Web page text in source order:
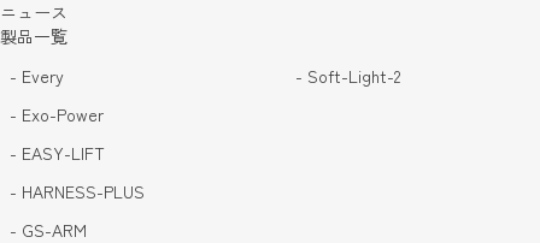
ニュース
製品一覧
- Every
- Exo-Power
- EASY-LIFT
- HARNESS-PLUS
- GS-ARM
- Soft-Light-2